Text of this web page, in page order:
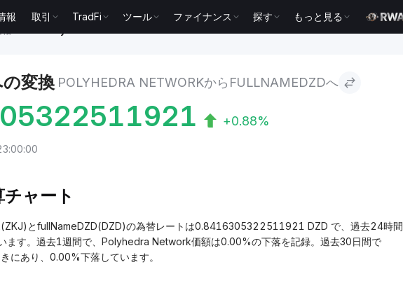
報 取引 TradFi ツール ファイナンス 探す もっと見る
変換 POLYHEDRA NETWORKからFULLNAMEDZDへ
+0.88%
ャート
とfullNameDZD(DZD)の為替レートは0.8416305322511921 DZD で、過去24時間
ます。過去1週間で、Polyhedra Network価額は0.00%の下落を記録。過去30日間で
にあり、0.00%下落しています。